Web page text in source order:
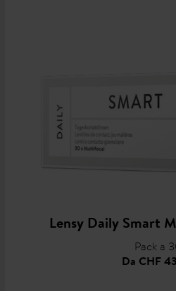
Lensy Daily Smart
Pack a
Da CHF